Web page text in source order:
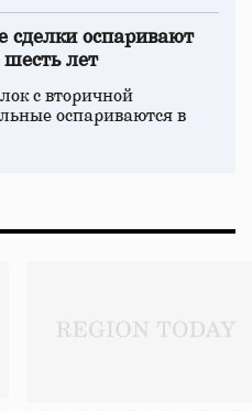
оспаривают
лет
с вторичной
оспариваются в